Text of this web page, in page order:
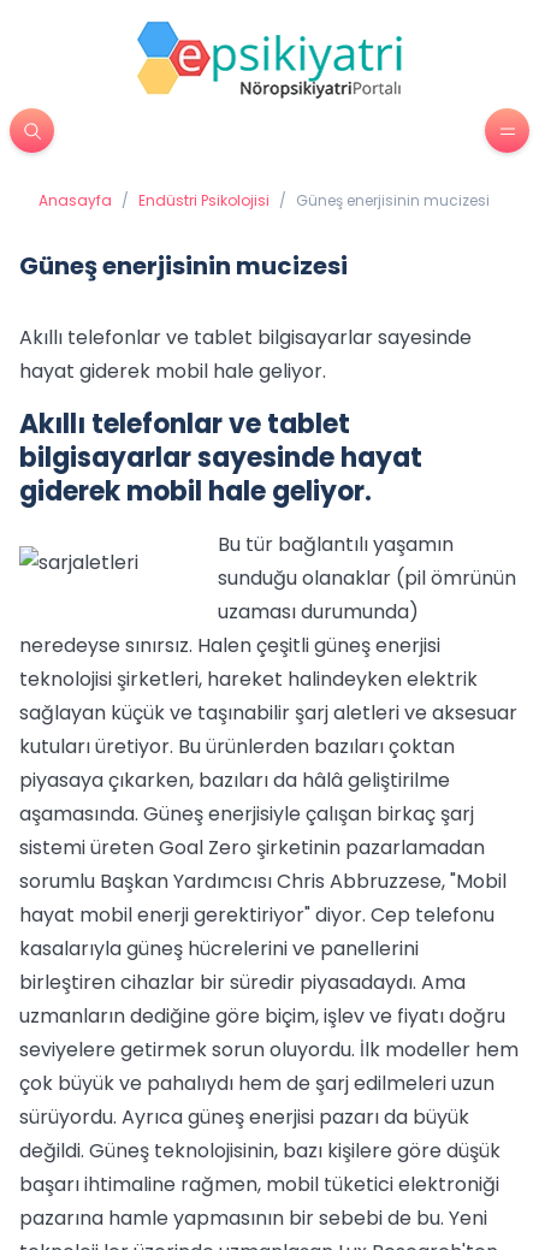
Anasayfa / Endüstri Psikolojisi / Güneş enerjisinin mucizesi
Güneş enerjisinin mucizesi
Akıllı telefonlar ve tablet bilgisayarlar sayesinde
hayat giderek mobil hale geliyor.
Akıllı telefonlar ve tablet
bilgisayarlar sayesinde hayat
giderek mobil hale geliyor.
Bu tür bağlantılı yaşamın
sunduğu olanaklar (pil ömrünün
uzaması durumunda)
neredeyse sınırsız. Halen çeşitli güneş enerjisi
teknolojisi şirketleri, hareket halindeyken elektrik
sağlayan küçük ve taşınabilir şarj aletleri ve aksesuar
kutuları üretiyor. Bu ürünlerden bazıları çoktan
piyasaya çıkarken, bazıları da hâlâ geliştirilme
aşamasında. Güneş enerjisiyle çalışan birkaç şarj
sistemi üreten Goal Zero şirketinin pazarlamadan
sorumlu Başkan Yardımcısı Chris Abbruzzese, "Mobil
hayat mobil enerji gerektiriyor" diyor. Cep telefonu
kasalarıyla güneş hücrelerini ve panellerini
birleştiren cihazlar bir süredir piyasadaydı. Ama
uzmanların dediğine göre biçim, işlev ve fiyatı doğru
seviyelere getirmek sorun oluyordu. İlk modeller hem
çok büyük ve pahalıydı hem de şarj edilmeleri uzun
sürüyordu. Ayrıca güneş enerjisi pazarı da büyük
değildi. Güneş teknolojisinin, bazı kişilere göre düşük
başarı ihtimaline rağmen, mobil tüketici elektroniği
pazarına hamle yapmasının bir sebebi de bu. Yeni